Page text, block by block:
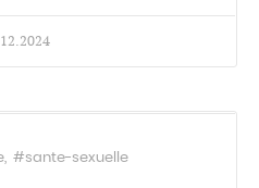
#sante-sexuelle